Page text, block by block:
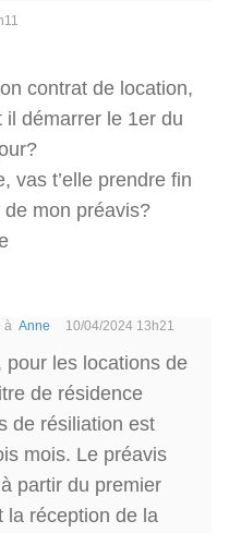
contrat de location,
démarrer le 1er du
vas t’elle prendre fin
mon préavis?
à Anne 10/04/2024 13h21
pour les locations de
de résidence
de résiliation est
mois. Le préavis
partir du premier
la réception de la